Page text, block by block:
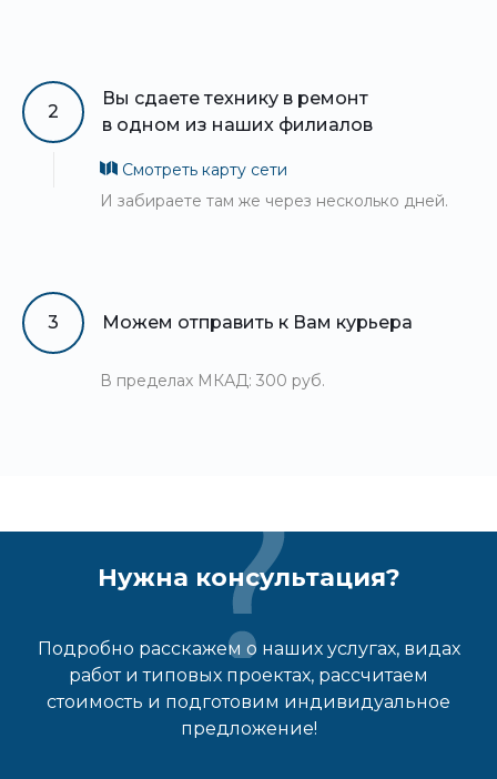
2
Вы сдаете технику в ремонт
в одном из наших филиалов
Смотреть карту сети
И забираете там же через несколько дней.
3 Можем отправить к Вам курьера
В пределах МКАД: 300 руб.
Нужна консультация?
Подробно расскажем о наших услугах, видах
работ и типовых проектах, рассчитаем
стоимость и подготовим индивидуальное
предложение!